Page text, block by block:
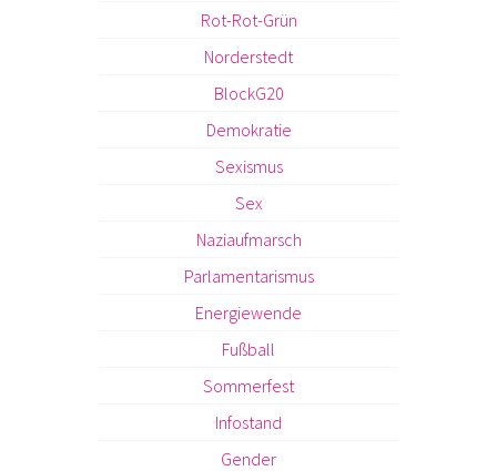
Rot-Rot-Grün
Norderstedt
BlockG20
Demokratie
Sexismus
Sex
Naziaufmarsch
Parlamentarismus
Energiewende
Fußball
Sommerfest
Infostand
Gender